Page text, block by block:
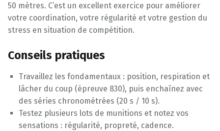
50 mètres. C’est un excellent exercice pour améliorer
votre coordination, votre régularité et votre gestion du
stress en situation de compétition.
Conseils pratiques
Travaillez les fondamentaux : position, respiration et
lâcher du coup (épreuve 830), puis enchaînez avec
des séries chronométrées (20 s / 10 s).
Testez plusieurs lots de munitions et notez vos
sensations : régularité, propreté, cadence.